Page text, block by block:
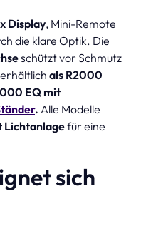
Display, Mini-Remote
die klare Optik. Die
schützt vor Schmutz
als R2000
EQ mit
. Alle Modelle
Lichtanlagefür eine
sich